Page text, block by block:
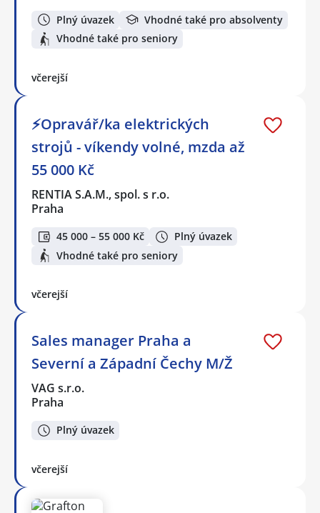
Plný úvazek
Vhodné také pro absolventy
Vhodné také pro seniory
včerejší
⚡Opravář/ka elektrických
strojů - víkendy volné, mzda až
55 000 Kč
RENTIA S.A.M., spol. s r.o.
Praha
45 000 – 55 000 Kč
Plný úvazek
Vhodné také pro seniory
včerejší
Sales manager Praha a
Severní a Západní Čechy M/Ž
VAG s.r.o.
Praha
Plný úvazek
včerejší